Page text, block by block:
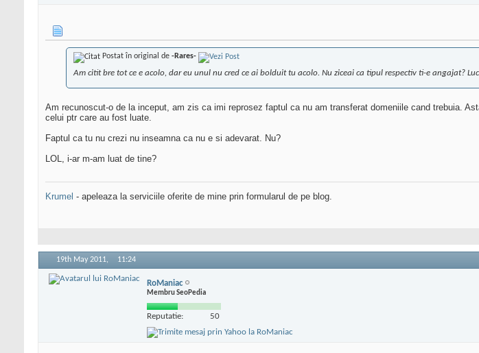
Postat în original de -Rares-
Am citit bre tot ce e acolo, dar eu unul nu cred ce ai bolduit tu acolo. Nu ziceai ca tipul respectiv ti-e angajat?
Am recunoscut-o de la inceput, am zis ca imi reprosez faptul ca nu am transferat domeniile cand trebuia.
celui ptr care au fost luate.
Faptul ca tu nu crezi nu inseamna ca nu e si adevarat. Nu?
LOL, i-ar m-am luat de tine?
Krumel - apeleaza la serviciile oferite de mine prin formularul de pe blog.
19th May 2011, 11:24
RoManiac
Membru SeoPedia
Reputatie: 50